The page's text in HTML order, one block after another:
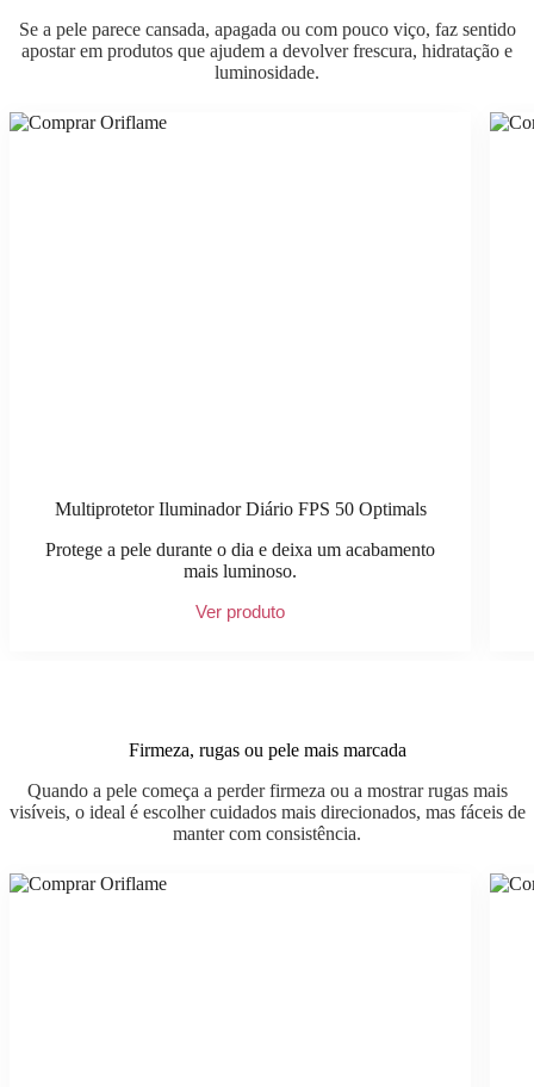
Se a pele parece cansada, apagada ou com pouco viço, faz sentido
apostar em produtos que ajudem a devolver frescura, hidratação e
luminosidade.
Multiprotetor Iluminador Diário FPS 50 Optimals
Protege a pele durante o dia e deixa um acabamento
mais luminoso.
Ver produto
Firmeza, rugas ou pele mais marcada
Quando a pele começa a perder firmeza ou a mostrar rugas mais
visíveis, o ideal é escolher cuidados mais direcionados, mas fáceis de
manter com consistência.